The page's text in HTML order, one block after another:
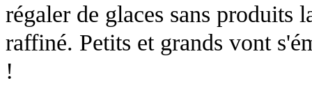
régaler de glaces sans produits
raffiné. Petits et grands vont
!